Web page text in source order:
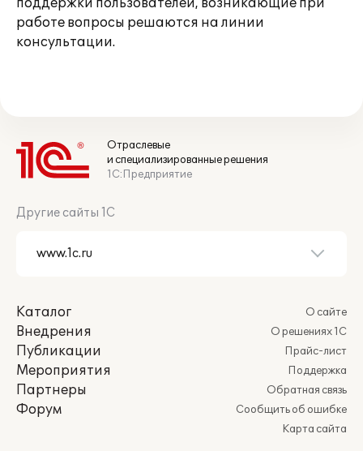
поддержки пользователей, возникающие при
работе вопросы решаются на линии
консультации.
Отраслевые
и специализированные решения
1С:Предприятие
Другие сайты 1С
Каталог
Внедрения
Публикации
Мероприятия
Партнеры
Форум
О сайте
О решениях 1С
Прайс-лист
Поддержка
Обратная связь
Сообщить об ошибке
Карта сайта